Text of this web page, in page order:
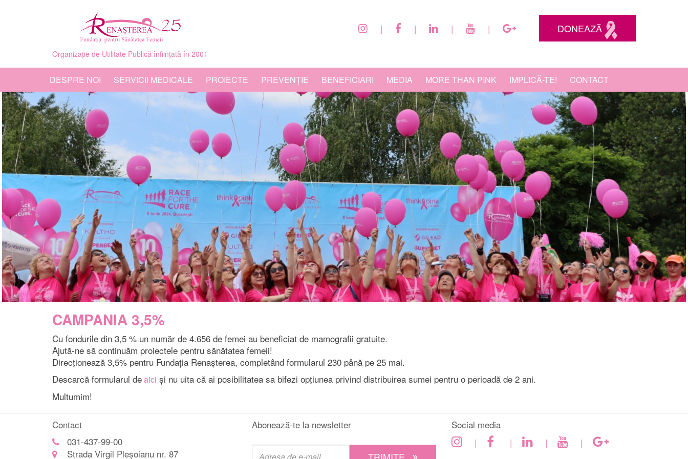
Organizație de Utilitate Publică înființată în 2001
| | | | DONEAZĂ
DESPRE NOI SERVICII MEDICALE PROIECTE PREVENȚIE BENEFICIARI MEDIA MORE THAN PINK IMPLICĂ-TE! CONTACT
CAMPANIA 3,5%
Cu fondurile din 3,5 % un număr de 4.656 de femei au beneficiat de mamografii gratuite.
Ajută-ne să continuăm proiectele pentru sănătatea femeii!
Direcționează 3,5% pentru Fundația Renașterea, completând formularul 230 până pe 25 mai.
Descarcă formularul deaici și nu uita că ai posibilitatea sa bifezi opțiunea privind distribuirea sumei pentru o perioadă de 2 ani.
Multumim!
Contact
031-437-99-00
Strada Virgil Pleșoianu nr. 87
Abonează-te la newsletter
Social media
|
| |
|